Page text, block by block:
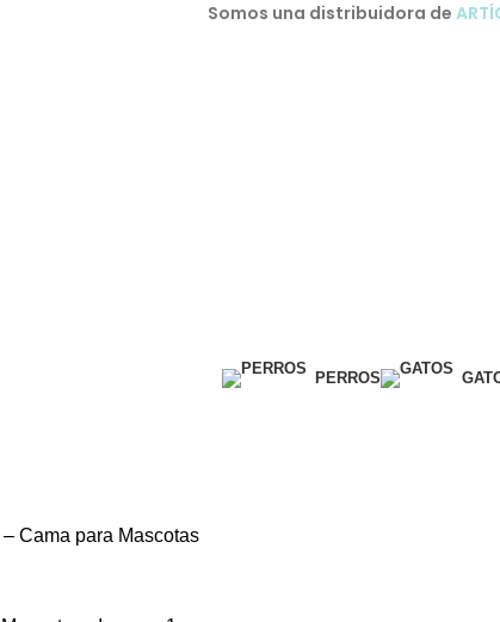
Somos una distribuidora de
PERROS
Cama para Mascotas